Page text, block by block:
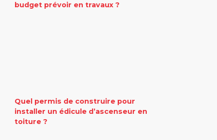
budget prévoir en travaux ?
Quel permis de construire pour
installer un édicule d’ascenseur en
toiture ?